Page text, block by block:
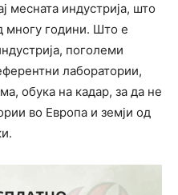
месната индустрија, што
многу години. Што е
поголеми
лаборатории,
обука на кадар, за да не
во Европа и земји од